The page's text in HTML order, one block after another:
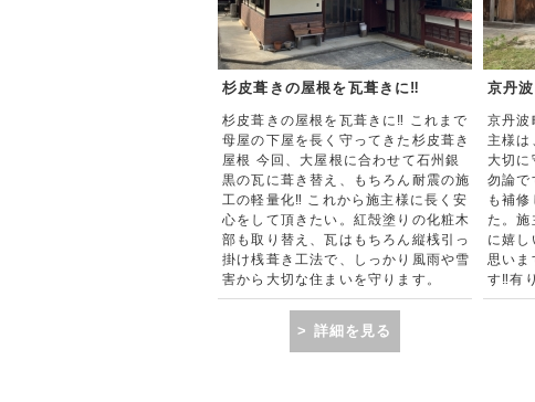
杉皮葺きの屋根を瓦葺きに‼
杉皮葺きの屋根を瓦葺きに‼ これまで
母屋の下屋を長く守ってきた杉皮葺き
屋根 今回、大屋根に合わせて石州銀
黒の瓦に葺き替え、もちろん耐震の施
工の軽量化‼ これから施主様に長く安
心をして頂きたい。紅殻塗りの化粧木
部も取り替え、瓦はもちろん縦桟引っ
掛け桟葺き工法で、しっかり風雨や雪
害から大切な住まいを守ります。
> 詳細を見る
京丹
京丹波
主様は
大切に
勿論で
も補
た。施
に嬉し
思いま
す‼有